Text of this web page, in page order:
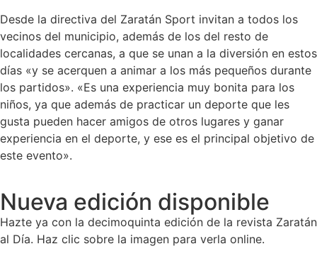
Desde la directiva del Zaratán Sport invitan a todos los
vecinos del municipio, además de los del resto de
localidades cercanas, a que se unan a la diversión en estos
días «y se acerquen a animar a los más pequeños durante
los partidos». «Es una experiencia muy bonita para los
niños, ya que además de practicar un deporte que les
gusta pueden hacer amigos de otros lugares y ganar
experiencia en el deporte, y ese es el principal objetivo de
este evento».
Nueva edición disponible
Hazte ya con la decimoquinta edición de la revista Zaratán
al Día. Haz clic sobre la imagen para verla online.